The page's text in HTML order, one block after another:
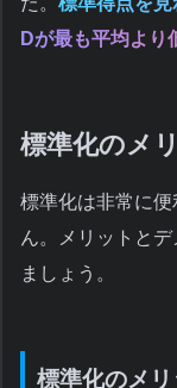
Dが最も平均より
標準化のメ
標準化は非常に
ん。メリットと
ましょう。
標準化のメリ